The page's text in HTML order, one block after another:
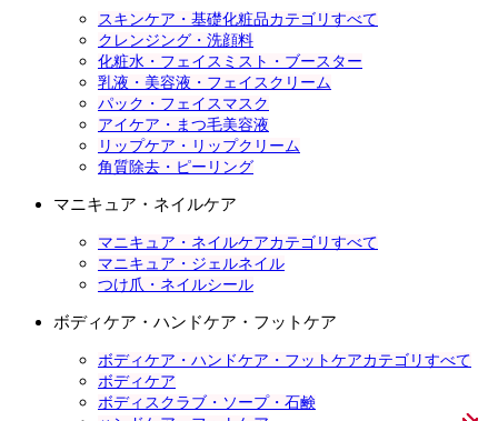
スキンケア・基礎化粧品カテゴリすべて
クレンジング・洗顔料
化粧水・フェイスミスト・ブースター
乳液・美容液・フェイスクリーム
パック・フェイスマスク
アイケア・まつ毛美容液
リップケア・リップクリーム
角質除去・ピーリング
マニキュア・ネイルケア
マニキュア・ネイルケアカテゴリすべて
マニキュア・ジェルネイル
つけ爪・ネイルシール
ボディケア・ハンドケア・フットケア
ボディケア・ハンドケア・フットケアカテゴリすべて
ボディケア
ボディスクラブ・ソープ・石鹸